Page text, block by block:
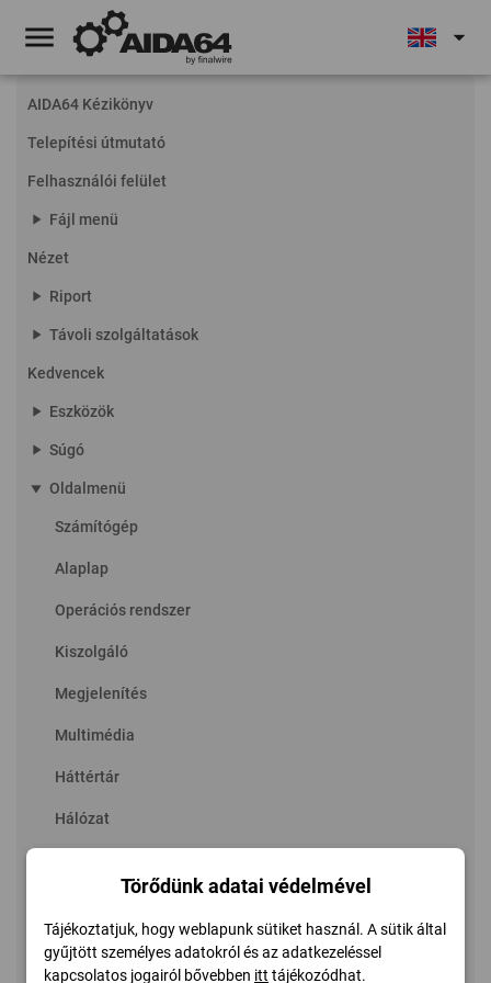
menu arrow_drop_down
AIDA64 Kézikönyv
Telepítési útmutató
Felhasználói felület
play_arrow Fájl menü
Nézet
play_arrow Riport
play_arrow Távoli szolgáltatások
Kedvencek
play_arrow Eszközök
play_arrow Súgó
play_arrow Oldalmenü
Számítógép
Alaplap
Operációs rendszer
Kiszolgáló
Megjelenítés
Multimédia
Háttértár
Hálózat
Szoftver
Törődünk adatai védelmével
Tájékoztatjuk, hogy weblapunk sütiket használ. A sütik által
gyűjtött személyes adatokról és az adatkezeléssel
kapcsolatos jogairól bővebben itt tájékozódhat.